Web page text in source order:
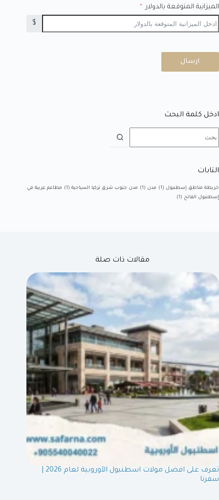
الميزانية المتوقعة بالدولار
$
ارسال
ادخل كلمة البحث
التابات
خريطة مناطق إسطنبول (1) مدن (1) مدن جنوب شرق تركيا السياحية (1)
مطاعم عربية في
إسطنبول الفاتح (1)
مقالات ذات صلة
سفرنا